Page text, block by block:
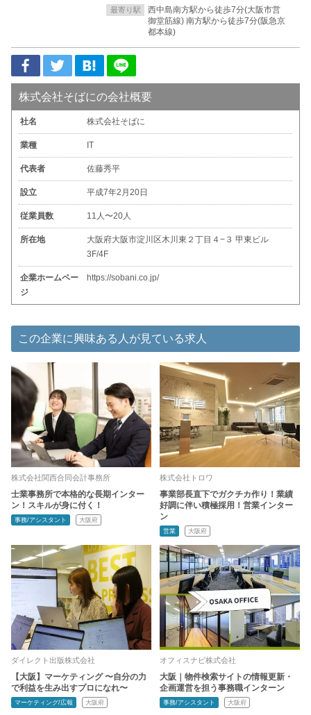
最寄り駅
西中島南方駅から徒歩7分(大阪市営
御堂筋線) 南方駅から徒歩7分(阪急京
都本線)
株式会社そばにの会社概要
社名 株式会社そばに
業種 IT
代表者 佐藤秀平
設立 平成7年2月20日
従業員数 11人〜20人
所在地
大阪府大阪市淀川区木川東２丁目４−３ 甲東ビル
3F/4F
企業ホームペー
ジ
https://sobani.co.jp/
この企業に興味ある人が見ている求人
株式会社関西合同会計事務所
士業事務所で本格的な長期インター
ン！スキルが身に付く！
事務/アシスタント 大阪府
株式会社トロワ
事業部長直下でガクチカ作り！業績
好調に伴い積極採用！営業インター
ン
営業 大阪府
ダイレクト出版株式会社
【大阪】マーケティング 〜自分の力
で利益を生み出すプロになれ〜
マーケティング/広報 大阪府
オフィスナビ株式会社
大阪｜物件検索サイトの情報更新・
企画運営を担う事務職インターン
事務/アシスタント 大阪府